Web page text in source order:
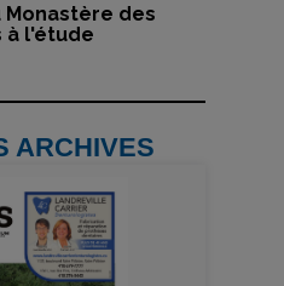
Monastère des
à l'étude
ARCHIVES